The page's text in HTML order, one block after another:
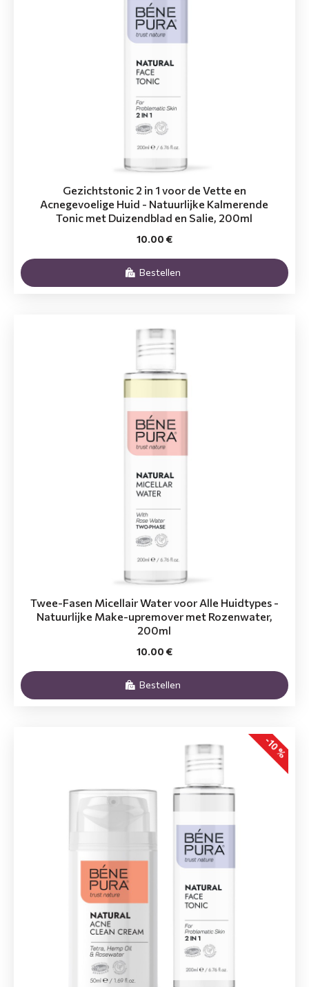
Gezichtstonic 2 in 1 voor de Vette en
Acnegevoelige Huid - Natuurlijke Kalmerende
Tonic met Duizendblad en Salie, 200ml
10.00 €
Bestellen
Twee-Fasen Micellair Water voor Alle Huidtypes -
Natuurlijke Make-upremover met Rozenwater,
200ml
10.00 €
Bestellen
-10 %